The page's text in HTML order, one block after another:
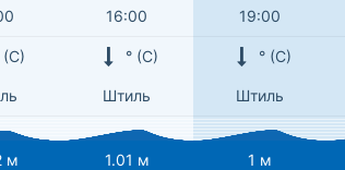
16:00 19:00
(С) ° (С) ° (С)
Штиль Штиль
м 1.01 м 1 м